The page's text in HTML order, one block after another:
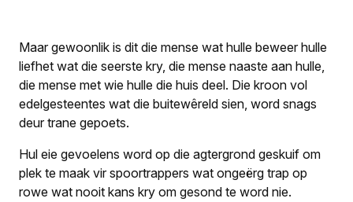
Maar gewoonlik is dit die mense wat hulle beweer hulle
liefhet wat die seerste kry, die mense naaste aan hulle,
die mense met wie hulle die huis deel. Die kroon vol
edelgesteentes wat die buitewêreld sien, word snags
deur trane gepoets.
Hul eie gevoelens word op die agtergrond geskuif om
plek te maak vir spoortrappers wat ongeërg trap op
rowe wat nooit kans kry om gesond te word nie.